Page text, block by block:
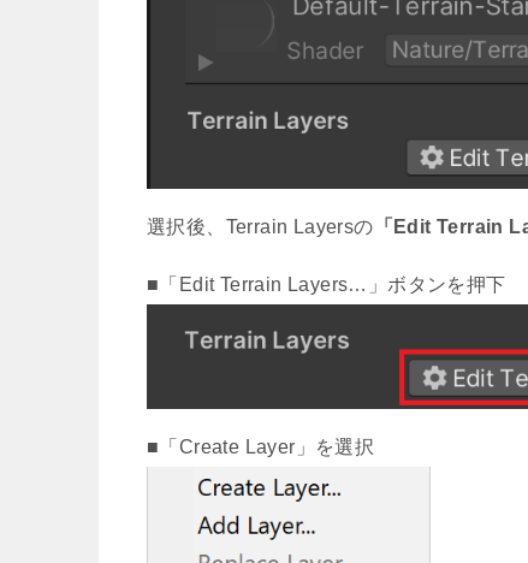
選択後、Terrain Layersの 「Edit Terrain
■「Edit Terrain Layers…」ボタンを押下
■「Create Layer」を選択